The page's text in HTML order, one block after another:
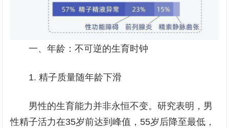
一、年龄：不可逆的生育时钟
1. 精子质量随年龄下滑
男性的生育能力并非永恒不变。研究表明，男
性精子活力在35岁前达到峰值，55岁后降至最低，